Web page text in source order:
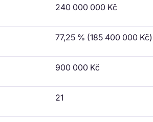
240 000 000 Kč
77,25 % (185 400 000 Kč)
900 000 Kč
21